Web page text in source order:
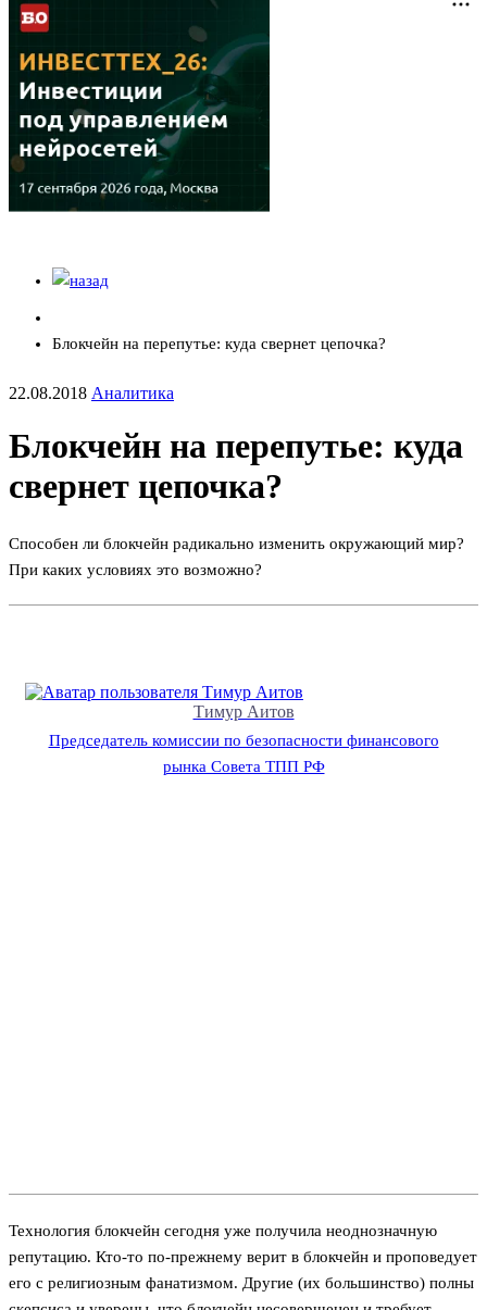
Блокчейн на перепутье: куда свернет цепочка?
22.08.2018 Аналитика
Блокчейн на перепутье: куда
свернет цепочка?
Способен ли блокчейн радикально изменить окружающий мир?
При каких условиях это возможно?
Тимур Аитов
Председатель комиссии по безопасности финансового
рынка Совета ТПП РФ
Технология блокчейн сегодня уже получила неоднозначную
репутацию. Кто-то по-прежнему верит в блокчейн и проповедует
его с религиозным фанатизмом. Другие (их большинство) полны